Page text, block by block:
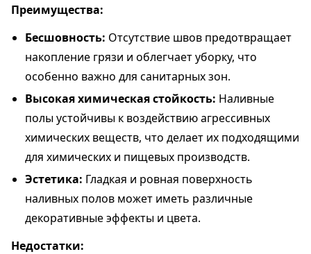
Преимущества:
Бесшовность: Отсутствие швов предотвращает
накопление грязи и облегчает уборку, что
особенно важно для санитарных зон.
Высокая химическая стойкость: Наливные
полы устойчивы к воздействию агрессивных
химических веществ, что делает их подходящими
для химических и пищевых производств.
Эстетика: Гладкая и ровная поверхность
наливных полов может иметь различные
декоративные эффекты и цвета.
Недостатки: